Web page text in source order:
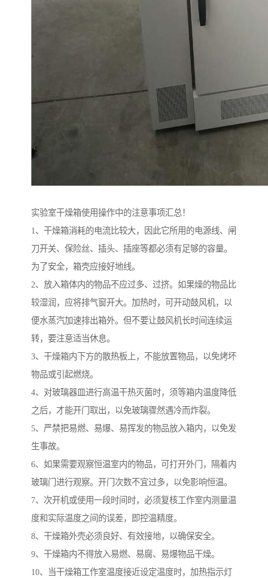
实验室干燥箱使用操作中的注意事项汇总！
1、干燥箱消耗的电流比较大，因此它所用的电源线、闸
刀开关、保险丝、插头、插座等都必须有足够的容量。
为了安全，箱壳应接好地线。
2、放入箱体内的物品不应过多、过挤。如果燥的物品比
较湿润，应将排气窗开大。加热时，可开动鼓风机，以
便水蒸汽加速排出箱外。但不要让鼓风机长时间连续运
转，要注意适当休息。
3、干燥箱内下方的散热板上，不能放置物品，以免烤坏
物品或引起燃烧。
4、对玻璃器皿进行高温干热灭菌时，须等箱内温度降低
之后，才能开门取出，以免玻璃骤然遇冷而炸裂。
5、严禁把易燃、易爆、易挥发的物品放入箱内，以免发
生事故。
6、如果需要观察恒温室内的物品，可打开外门，隔着内
玻璃门进行观察。开门次数不宜过多，以免影响恒温。
7、次开机或使用一段时间时，必须复核工作室内测量温
度和实际温度之间的误差，即控温精度。
8、干燥箱外壳必须良好、有效接地，以确保安全。
9、干燥箱内不得放入易燃、易腐、易爆物品干燥。
10、当干燥箱工作室温度接近设定温度时，加热指示灯